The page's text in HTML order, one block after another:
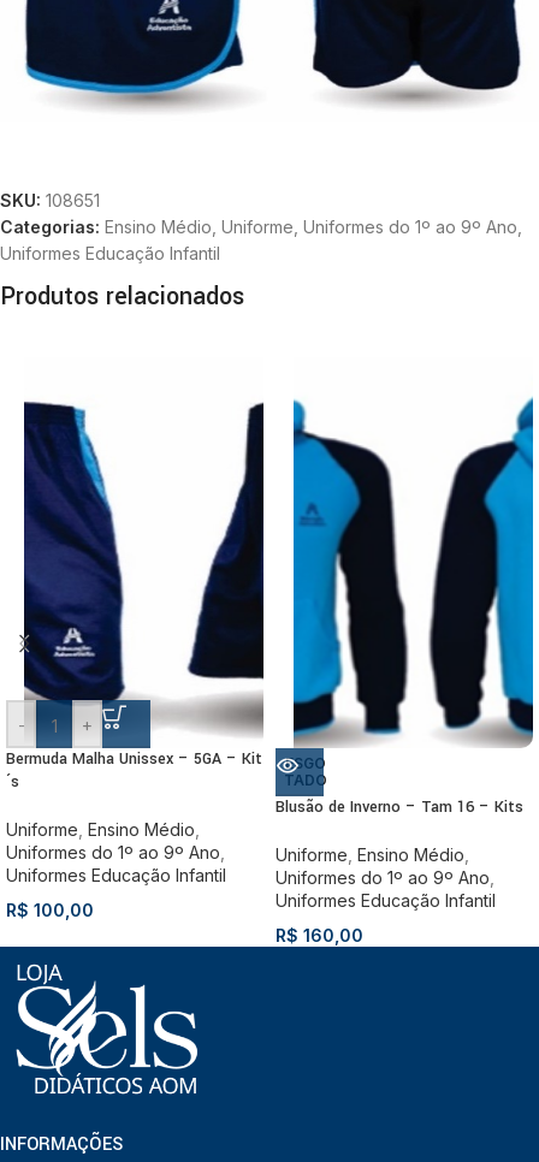
SKU: 108651
Categorias: Ensino Médio Uniforme Uniformes do 1º ao 9º Ano
Uniformes Educação Infantil
Produtos relacionados
- +
Bermuda Malha Unissex – 5GA – Kit
´s
Uniforme Ensino Médio
Uniformes do 1º ao 9º Ano
Uniformes Educação Infantil
R$ 100,00
ESGO
TADO
Blusão de Inverno – Tam 16 – Kits
Uniforme Ensino Médio
Uniformes do 1º ao 9º Ano
Uniformes Educação Infantil
R$ 160,00
INFORMAÇÕES